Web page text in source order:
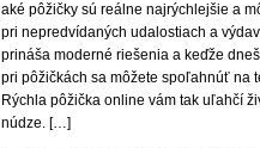
aké pôžičky sú reálne najrýchlejšie a
pri nepredvídaných udalostiach a
prináša moderné riešenia a keďže
pri pôžičkách sa môžete spoľahnúť na
Rýchla pôžička online vám tak uľahčí
núdze. […]